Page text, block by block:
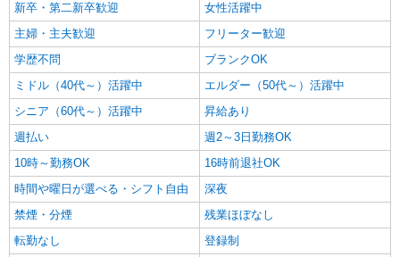
パート
生実ケアセンターそよ風：RO45552
NEW
デイサービス 入浴専従介護職
【時給】1,340円〜1,500円 ▼給与詳細 処遇改
善手当：200円/時 ▼下記別途支給 通勤手当 年末
年始手当：380円/時 寸志あり：年2回（6月・12
月） ※業績による ※処遇改善手当は試用期間中(3
ヶ月)は支給なし
千葉県千葉市中央区生実町1967-8
詳細を見る
パート
大森台ケアセンターそよ風：RO17082
NEW
グループホーム 介護スタッフ
新卒・第二新卒歓迎
女性活躍中
主婦・主夫歓迎
フリーター歓迎
学歴不問
ブランクOK
ミドル（40代～）活躍中
エルダー（50代～）活躍中
シニア（60代～）活躍中
昇給あり
週払い
週2～3日勤務OK
10時～勤務OK
16時前退社OK
時間や曜日が選べる・シフト自由
深夜
禁煙・分煙
残業ほぼなし
転勤なし
登録制